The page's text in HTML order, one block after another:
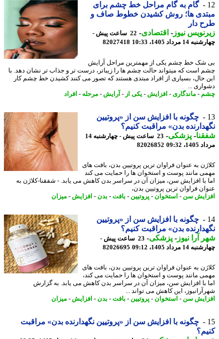
گام به گام مراحل خط چشم برای
ها؛ روش کشیدن خطوط صاف و
دار
نیوز-اقتصادی-
22 ساعت پیش -
مرداد 1405، 10:33
82027418
خط چشم یکی از مهمترین مراحل آرایش
است که میتواند حالت چشم ها را زیباتر، درست تر و جذاب تر نشان دهد. با
حال، بسیاری از افراد مبتدی هستند که تصور می کنند کشیدن خط چشم کار
...
-ماندگاری- افزایش -یکی از-آرایش -مرحله-افراد
چگونه با افزایش سن از «پروتیین
بدن» مراقبت کنیم؟
-پزشکی-
23 ساعت پیش - چهارشنبه 14
09:32
82026852
به عنوان فراوان ترین پروتیین بدن، بافت های
مانند پوست و استخوان ها را حمایت می کند
با افزایش سن، میزان آن در سراسر بدن کاهش می یابد. - شفقنا-کلاژن به
فراوان ترین پروتیین بدن،
سن -استخوان- پروتیین-بافت-بدن -افزایش -میزان
چگونه با افزایش سن از «پروتیین
بدن» مراقبت کنیم؟
آرا نیوز-پزشکی-
23 ساعت پیش -
مرداد 1405، 09:12
82026695
به عنوان فراوان ترین پروتیین بدن، بافت های
مانند پوست و استخوان ها را حمایت می کند،
با افزایش سن، میزان آن در سراسر بدن کاهش می یابد. به گزارش
این کاهش می تواند ...
سن -استخوان- پروتیین-بافت-بدن -افزایش -میزان
چگونه با افزایش سن از «پروتیین نگهدارنده بدن» مراقبت